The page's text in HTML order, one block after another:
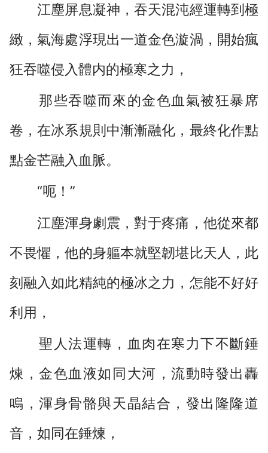
江塵屏息凝神，吞天混沌經運轉到極
緻，氣海處浮現出一道金色漩渦，開始瘋
狂吞噬侵入體内的極寒之力，
那些吞噬而來的金色血氣被狂暴席
卷，在冰系規則中漸漸融化，最終化作點
點金芒融入血脈。
“呃！”
江塵渾身劇震，對于疼痛，他從來都
不畏懼，他的身軀本就堅韌堪比天人，此
刻融入如此精純的極冰之力，怎能不好好
利用，
聖人法運轉，血肉在寒力下不斷錘
煉，金色血液如同大河，流動時發出轟
鳴，渾身骨骼與天晶結合，發出隆隆道
音，如同在錘煉，